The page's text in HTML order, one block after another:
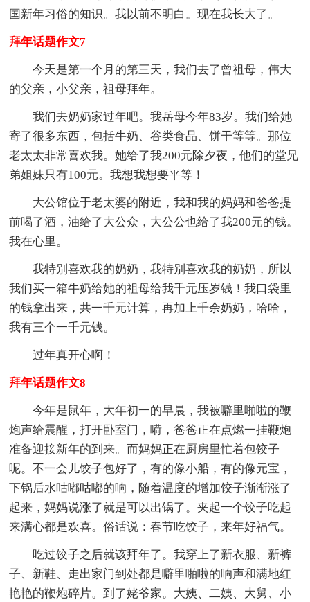
国新年习俗的知识。我以前不明白。现在我长大了。
拜年话题作文7
今天是第一个月的第三天，我们去了曾祖母，伟大
的父亲，小父亲，祖母拜年。
我们去奶奶家过年吧。我岳母今年83岁。我们给她
寄了很多东西，包括牛奶、谷类食品、饼干等等。那位
老太太非常喜欢我。她给了我200元除夕夜，他们的堂兄
弟姐妹只有100元。我想我想要平等！
大公馆位于老太婆的附近，我和我的妈妈和爸爸提
前喝了酒，油给了大公众，大公公也给了我200元的钱。
我在心里。
我特别喜欢我的奶奶，我特别喜欢我的奶奶，所以
我们买一箱牛奶给她的祖母给我千元压岁钱！我口袋里
的钱拿出来，共一千元计算，再加上千余奶奶，哈哈，
我有三个一千元钱。
过年真开心啊！
拜年话题作文8
今年是鼠年，大年初一的早晨，我被噼里啪啦的鞭
炮声给震醒，打开卧室门，嗬，爸爸正在点燃一挂鞭炮
准备迎接新年的到来。而妈妈正在厨房里忙着包饺子
呢。不一会儿饺子包好了，有的像小船，有的像元宝，
下锅后水咕嘟咕嘟的响，随着温度的增加饺子渐渐涨了
起来，妈妈说涨了就是可以出锅了。夹起一个饺子吃起
来满心都是欢喜。俗话说：春节吃饺子，来年好福气。
吃过饺子之后就该拜年了。我穿上了新衣服、新裤
子、新鞋、走出家门到处都是噼里啪啦的响声和满地红
艳艳的鞭炮碎片。到了姥爷家。大姨、二姨、大舅、小